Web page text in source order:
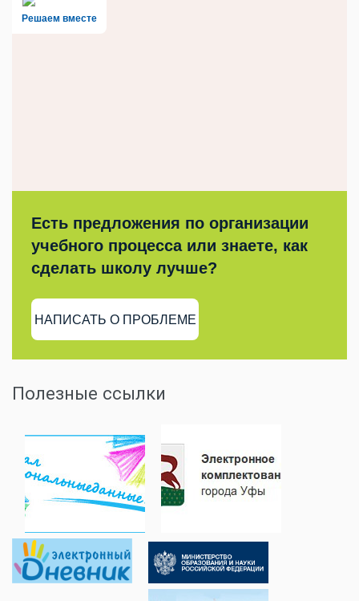
Решаем вместе
Есть предложения по организации
учебного процесса или знаете, как
сделать школу лучше?
НАПИСАТЬ О ПРОБЛЕМЕ
Полезные ссылки